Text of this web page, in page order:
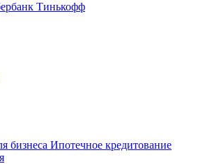
Тинькофф
бизнеса Ипотечное кредитование